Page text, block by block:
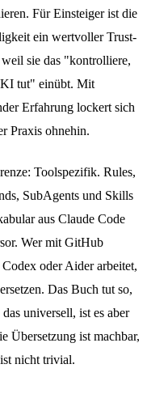
Für Einsteiger ist die
ein wertvoller Trust-
sie das "kontrolliere,
tut" einübt. Mit
Erfahrung lockert sich
Praxis ohnehin.
Toolspezifik. Rules,
SubAgents und Skills
aus Claude Code
Wer mit GitHub
oder Aider arbeitet,
Das Buch tut so,
universell, ist es aber
Übersetzung ist machbar,
nicht trivial.